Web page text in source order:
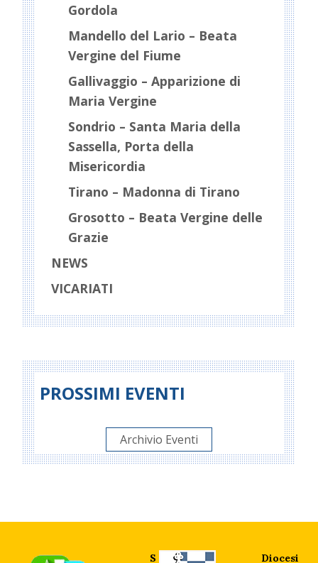
Gordola
Mandello del Lario – Beata
Vergine del Fiume
Gallivaggio – Apparizione di
Maria Vergine
Sondrio – Santa Maria della
Sassella, Porta della
Misericordia
Tirano – Madonna di Tirano
Grosotto – Beata Vergine delle
Grazie
NEWS
VICARIATI
PROSSIMI EVENTI
Archivio Eventi
S Diocesi